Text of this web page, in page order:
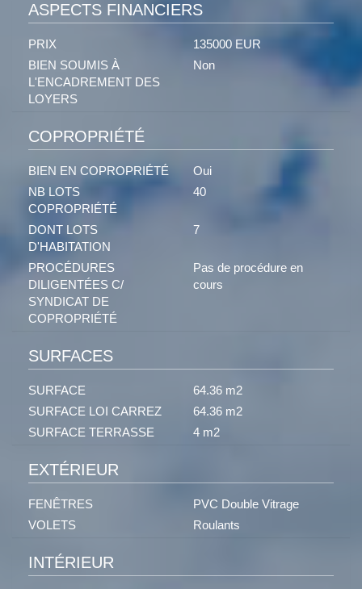
ASPECTS FINANCIERS
PRIX
135000 EUR
BIEN SOUMIS À
L'ENCADREMENT DES
LOYERS
Non
COPROPRIÉTÉ
BIEN EN COPROPRIÉTÉ
Oui
NB LOTS
COPROPRIÉTÉ
40
DONT LOTS
D'HABITATION
7
PROCÉDURES
DILIGENTÉES C/
SYNDICAT DE
COPROPRIÉTÉ
Pas de procédure en
cours
SURFACES
SURFACE
64.36 m2
SURFACE LOI CARREZ
64.36 m2
SURFACE TERRASSE
4 m2
EXTÉRIEUR
FENÊTRES
PVC Double Vitrage
VOLETS
Roulants
INTÉRIEUR